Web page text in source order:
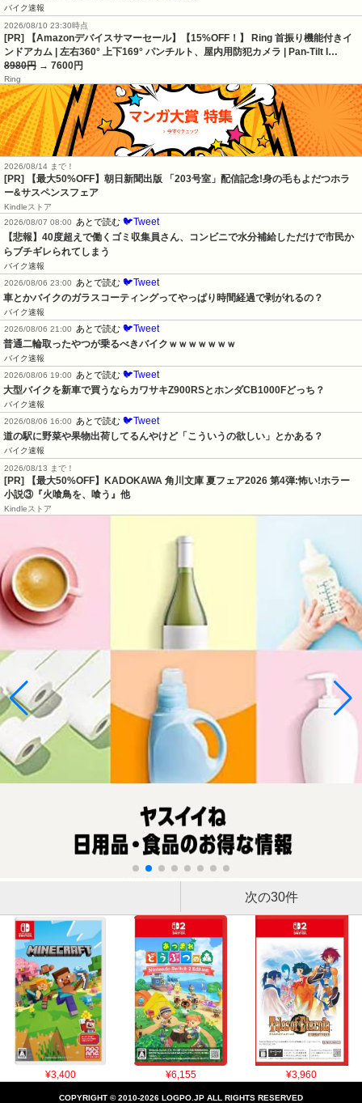
バイク速報
2026/08/10 23:30時点
[PR] 【Amazonデバイスサマーセール】【15%OFF！】 Ring 首振り機能付きイ
ンドアカム | 左右360° 上下169° パンチルト、屋内用防犯カメラ | Pan-Tilt I…
8980円 → 7600円
Ring
2026/08/14 まで！
[PR] 【最大50%OFF】朝日新聞出版 「203号室」配信記念!身の毛もよだつホラ
ー&サスペンスフェア
Kindleストア
2026/08/07 08:00
あとで読む 🐦Tweet
【悲報】40度超えで働くゴミ収集員さん、コンビニで水分補給しただけで市民か
らブチギレられてしまう
バイク速報
2026/08/06 23:00
あとで読む 🐦Tweet
車とかバイクのガラスコーティングってやっぱり時間経過で剥がれるの？
バイク速報
2026/08/06 21:00
あとで読む 🐦Tweet
普通二輪取ったやつが乗るべきバイクｗｗｗｗｗｗｗ
バイク速報
2026/08/06 19:00
あとで読む 🐦Tweet
大型バイクを新車で買うならカワサキZ900RSとホンダCB1000Fどっち？
バイク速報
2026/08/06 16:00
あとで読む 🐦Tweet
道の駅に野菜や果物出荷してるんやけど「こういうの欲しい」とかある？
バイク速報
2026/08/13 まで！
[PR] 【最大50%OFF】KADOKAWA 角川文庫 夏フェア2026 第4弾:怖い!ホラー
小説③『火喰鳥を、喰う』他
Kindleストア
次の30件
¥3,400 ¥6,155 ¥3,960
COPYRIGHT © 2010-2026 LOGPO.JP ALL RIGHTS RESERVED